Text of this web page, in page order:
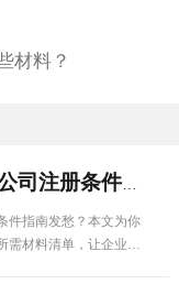
材料？
广州企业必看：公司注册条件指南详细解...
件指南发愁？本文为你
材料清单，让企业办